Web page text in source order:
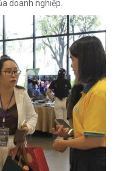
doanh nghiệp.